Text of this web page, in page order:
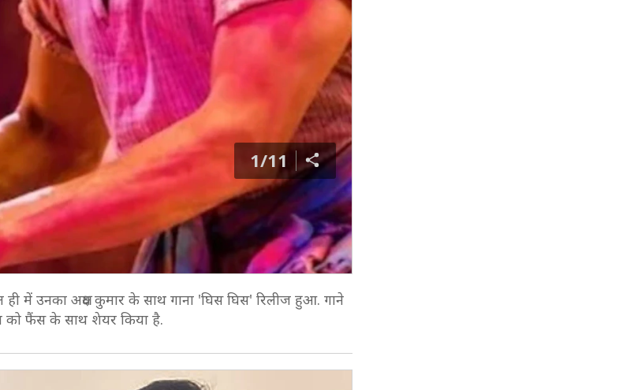
1/11
ही में उनका अक्षय कुमार के साथ गाना 'घिस घिस' रिलीज हुआ. गाने
को फैंस के साथ शेयर किया है.